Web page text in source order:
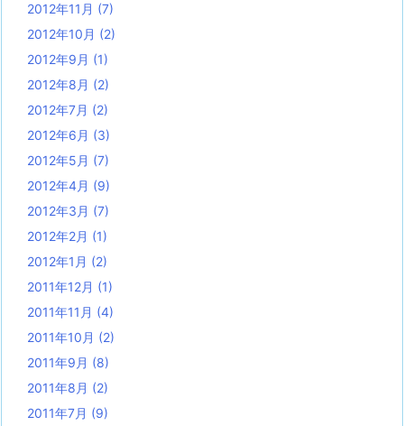
2012年11月 (7)
2012年10月 (2)
2012年9月 (1)
2012年8月 (2)
2012年7月 (2)
2012年6月 (3)
2012年5月 (7)
2012年4月 (9)
2012年3月 (7)
2012年2月 (1)
2012年1月 (2)
2011年12月 (1)
2011年11月 (4)
2011年10月 (2)
2011年9月 (8)
2011年8月 (2)
2011年7月 (9)